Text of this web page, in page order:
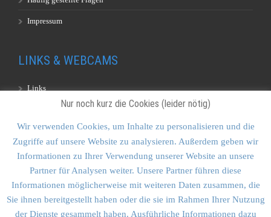
Impressum
LINKS & WEBCAMS
Links
KONTAKT & SITEMAP
Kontakt
Sitemap
Nur noch kurz die Cookies (leider nötig)
Wir verwenden Cookies, um Inhalte zu personalisieren und die
Zugriffe auf unsere Website zu analysieren. Außerdem geben wir
Informationen zu Ihrer Verwendung unserer Website an unsere
Partner für Analysen weiter. Unsere Partner führen diese
Informationen möglicherweise mit weiteren Daten zusammen, die
Sie ihnen bereitgestellt haben oder die sie im Rahmen Ihrer Nutzung
der Dienste gesammelt haben. Ausführliche Informationen dazu